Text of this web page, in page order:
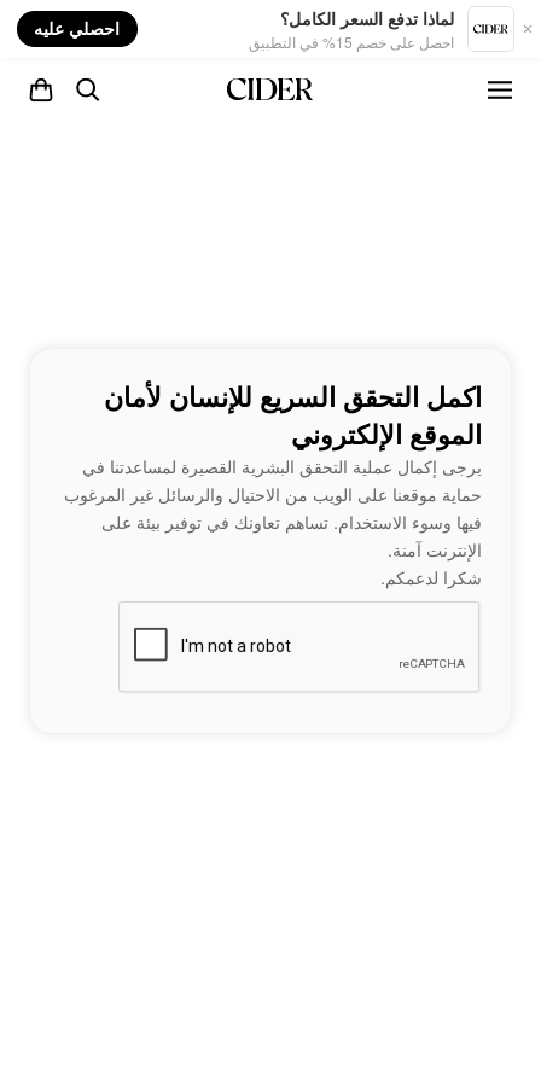
لماذا تدفع السعر الكامل؟
احصل على خصم 15% في التطبيق
احصلي عليه
اكمل التحقق السريع للإنسان لأمان
الموقع الإلكتروني
يرجى إكمال عملية التحقق البشرية القصيرة لمساعدتنا في
حماية موقعنا على الويب من الاحتيال والرسائل غير المرغوب
فيها وسوء الاستخدام. تساهم تعاونك في توفير بيئة على
الإنترنت آمنة.
شكرا لدعمكم.